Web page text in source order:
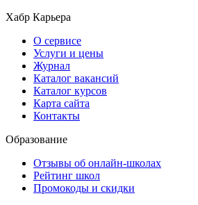
Хабр Карьера
О сервисе
Услуги и цены
Журнал
Каталог вакансий
Каталог курсов
Карта сайта
Контакты
Образование
Отзывы об онлайн-школах
Рейтинг школ
Промокоды и скидки